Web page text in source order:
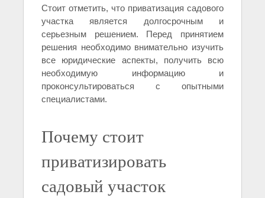
Стоит отметить, что приватизация садового
участка является долгосрочным и
серьезным решением. Перед принятием
решения необходимо внимательно изучить
все юридические аспекты, получить всю
необходимую информацию и
проконсультироваться с опытными
специалистами.
Почему стоит
приватизировать
садовый участок